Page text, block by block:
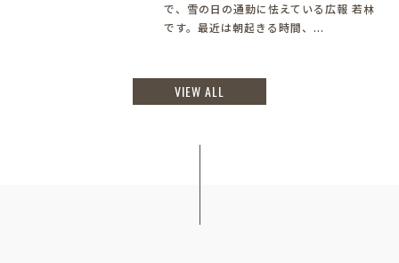
で、雪の日の通勤に怯えている広報 若林
です。最近は朝起きる時間、...
VIEW ALL